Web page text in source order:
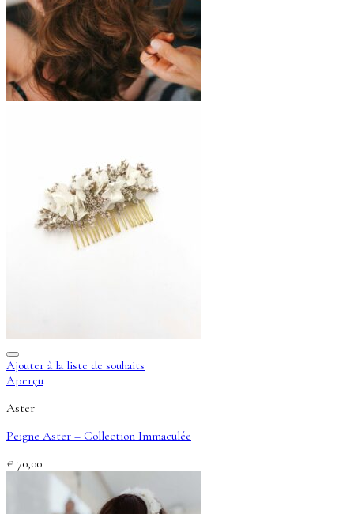
Ajouter à la liste de souhaits
Aperçu
Aster
Peigne Aster – Collection Immaculée
€ 70,00